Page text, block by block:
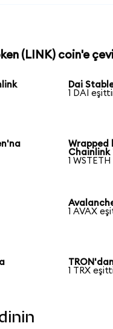
(LINK) coin'e
Dai
1 DAI
Wrapped
Chainlink
1
1 AVAX
1 TRX